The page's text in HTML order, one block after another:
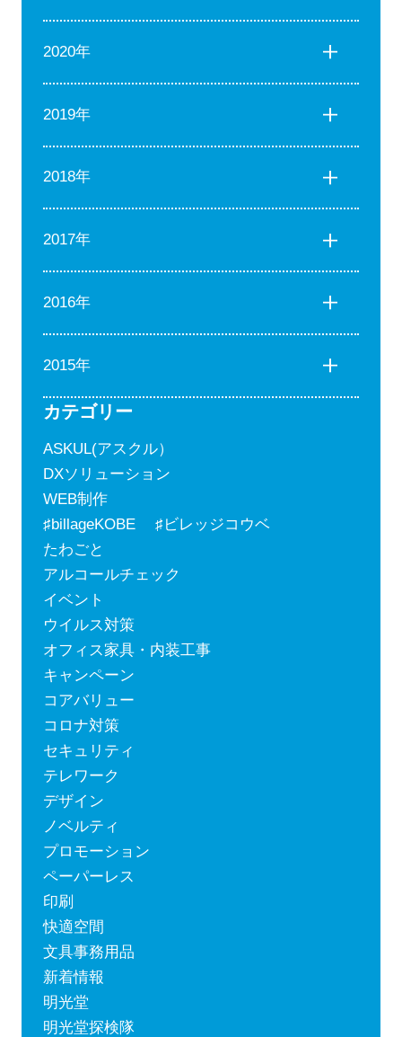
2020年
2019年
2018年
2017年
2016年
2015年
カテゴリー
ASKUL(アスクル）
DXソリューション
WEB制作
♯billageKOBE ♯ビレッジコウベ
たわごと
アルコールチェック
イベント
ウイルス対策
オフィス家具・内装工事
キャンペーン
コアバリュー
コロナ対策
セキュリティ
テレワーク
デザイン
ノベルティ
プロモーション
ペーパーレス
印刷
快適空間
文具事務用品
新着情報
明光堂
明光堂探検隊